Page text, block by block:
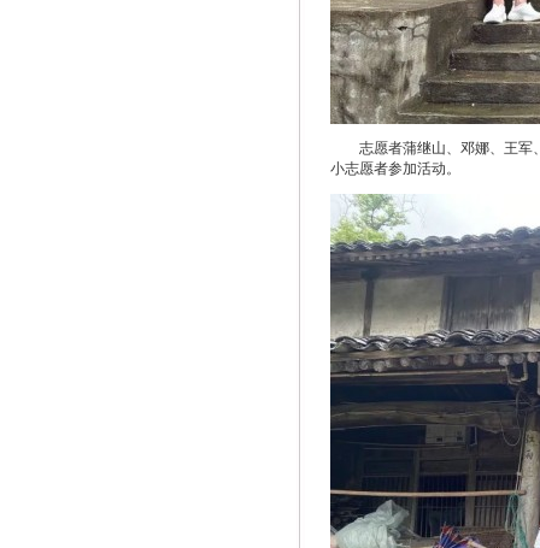
志愿者蒲继山、邓娜、王军
小志愿者参加活动。